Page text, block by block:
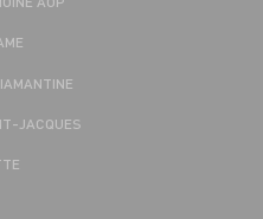
JACQUES